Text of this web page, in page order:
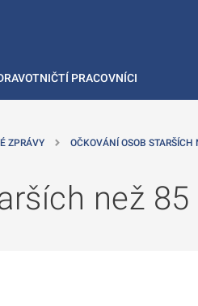
PRACOVNÍCI
ZPRÁVY OČKOVÁNÍ OSOB
než